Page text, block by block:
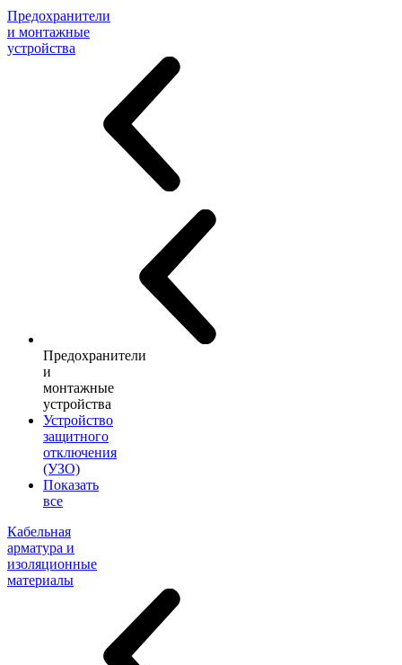
Предохранители
и монтажные
устройства
Предохранители
и
монтажные
устройства
Устройство
защитного
отключения
(УЗО)
Показать
все
Кабельная
арматура и
изоляционные
материалы